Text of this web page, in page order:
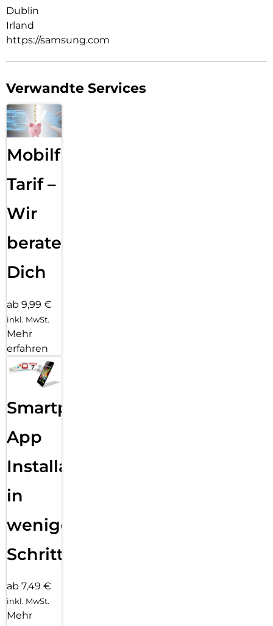
Dublin
Irland
https://samsung.com
Verwandte Services
Mobilfunk
Tarif –
Wir
beraten
Dich
ab 9,99 €
inkl. MwSt.
Mehr
erfahren
Smartphone
App
Installation
in
wenigen
Schritten
ab 7,49 €
inkl. MwSt.
Mehr